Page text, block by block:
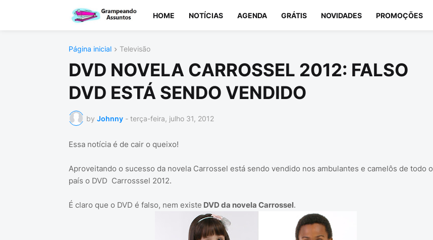
HOME NOTÍCIAS AGENDA GRÁTIS NOVIDADES PROMOÇÕES
Página inicial Televisão
DVD NOVELA CARROSSEL 2012: FALSO
DVD ESTÁ SENDO VENDIDO
by Johnny - terça-feira, julho 31, 2012
Essa notícia é de cair o queixo!
Aproveitando o sucesso da novela Carrossel está sendo vendido nos ambulantes e camelôs de todo o
país o DVD Carrosssel 2012.
É claro que o DVD é falso, nem existe DVD da novela Carrossel.